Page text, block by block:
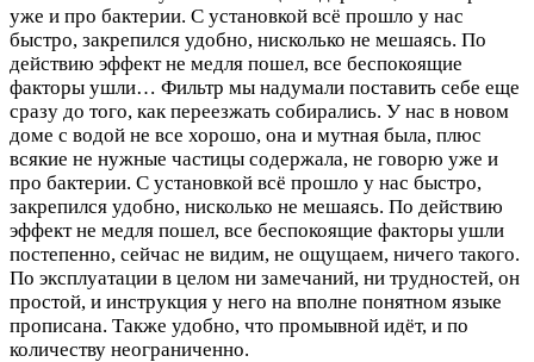
уже и про бактерии. С установкой всё прошло у нас
быстро, закрепился удобно, нисколько не мешаясь. По
действию эффект не медля пошел, все беспокоящие
факторы ушли… Фильтр мы надумали поставить себе еще
сразу до того, как переезжать собирались. У нас в новом
доме с водой не все хорошо, она и мутная была, плюс
всякие не нужные частицы содержала, не говорю уже и
про бактерии. С установкой всё прошло у нас быстро,
закрепился удобно, нисколько не мешаясь. По действию
эффект не медля пошел, все беспокоящие факторы ушли
постепенно, сейчас не видим, не ощущаем, ничего такого.
По эксплуатации в целом ни замечаний, ни трудностей, он
простой, и инструкция у него на вполне понятном языке
прописана. Также удобно, что промывной идёт, и по
количеству неограниченно.